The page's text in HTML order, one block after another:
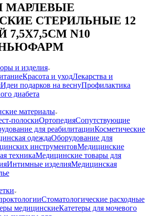
МАРЛЕВЫЕ
СТЕРИЛЬНЫЕ 12
N10
и изделия
Красота и уходЛекарства и
Идеи подарков на веснуПрофилактика
диабета
материалы
полоскиОртопедияСопутствующие
для реабилитацииКосметические
одеждаОборудование для
инструментовМедицинские
техникаМедицинские товары для
Интимные изделияМедицинская
Стоматологические расходные
медицинскиеКатетеры для мочевого